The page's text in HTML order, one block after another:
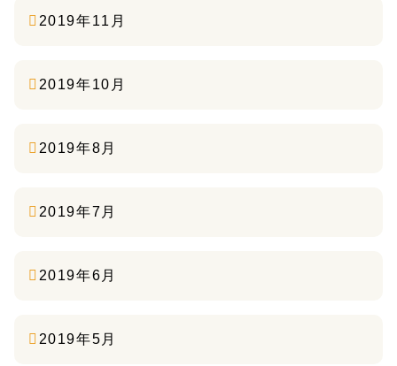
2019年11月
2019年10月
2019年8月
2019年7月
2019年6月
2019年5月